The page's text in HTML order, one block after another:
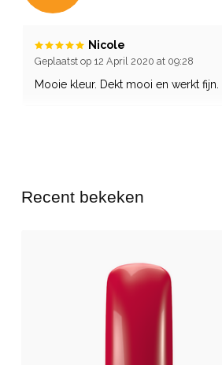
Nicole
Geplaatst op 12 April 2020 at 09:28
Mooie kleur. Dekt mooi en werkt fijn.
Recent bekeken